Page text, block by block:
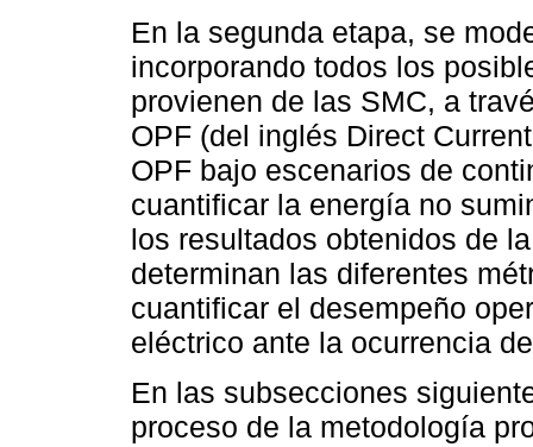
En la segunda etapa, se
incorporando todos los
provienen de las SMC, a
OPF (del inglés Direct
OPF bajo escenarios de
cuantificar la energía no
los resultados obtenidos de
determinan las diferentes
cuantificar el desempeño
eléctrico ante la ocurrencia
En las subsecciones
proceso de la metodología